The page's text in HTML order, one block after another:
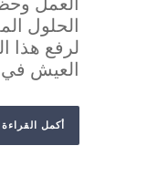
الحلول
لرفع هذا
العيش في
أكمل القراءة